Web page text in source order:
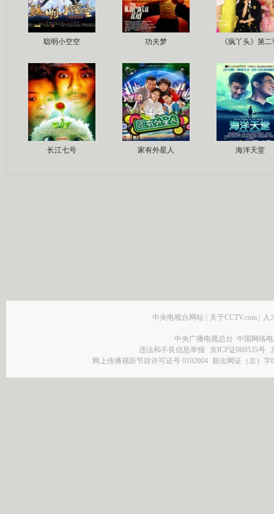
聪明小空空 功夫梦 《疯丫头》第二
长江七号 家有外星人 海洋天堂
中央电视台网站 | 关于CCTV.com | 人
中央广播电视总台 中国网络
违法和不良信息举报
京ICP证060535号
网上传播视听节目许可证号 0102004 新出网证（京）